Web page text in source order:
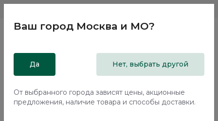
Главная
Кровати
Двуспальная кровать с подъемным механизмом Наполи /
Ваш город Москва и МО?
Да Нет, выбрать другой
От выбранного города зависят цены, акционные
предложения, наличие товара и способы доставки.